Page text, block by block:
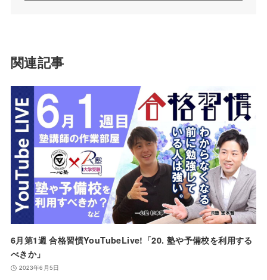
関連記事
6月第1週 合格習慣YouTubeLive!「20. 塾や予備校を利用する
べきか」
2023年6月5日